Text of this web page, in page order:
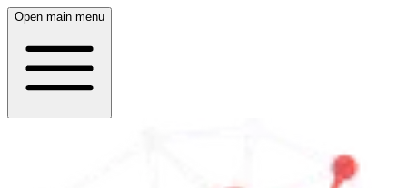
Open main menu